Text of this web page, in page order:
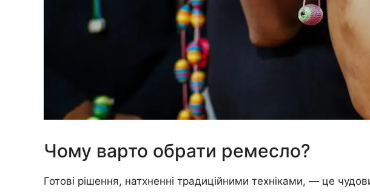
Чому варто обрати ремесло?
Готові рішення, натхненні традиційними техніками, — це